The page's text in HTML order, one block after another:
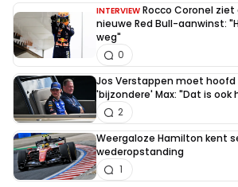
INTERVIEW Rocco Coronel
nieuwe Red Bull-aanwinst:
weg"
0
Jos Verstappen moet hoofd
'bijzondere' Max: "Dat is ook
2
Weergaloze Hamilton kent
wederopstanding
1